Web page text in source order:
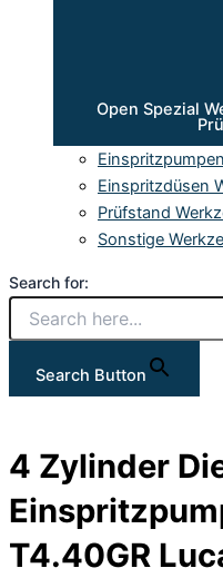
Open Spezial
Einspritzdüsen
Prüfstand
Sonstige
Search for:
Search Button
4 Zylinder
T4.40GR